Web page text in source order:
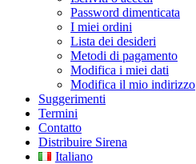
Password dimenticata
I miei ordini
Lista dei desideri
Metodi di pagamento
Modifica i miei dati
Modifica il mio indirizzo
Suggerimenti
Termini
Contatto
Distribuire Sirena
Italiano